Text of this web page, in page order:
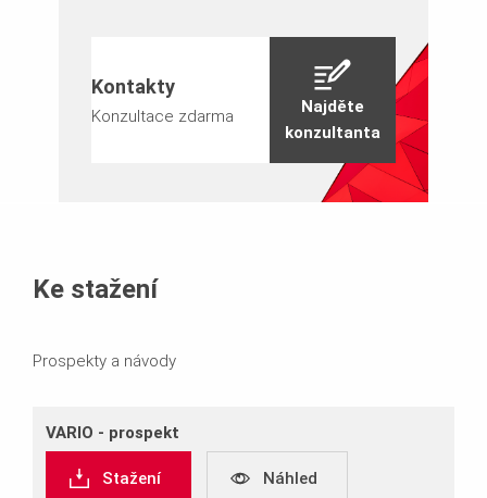
Kontakty
Konzultace zdarma
Najděte
konzultanta
Ke stažení
Prospekty a návody
VARIO ‐ prospekt
Stažení Náhled